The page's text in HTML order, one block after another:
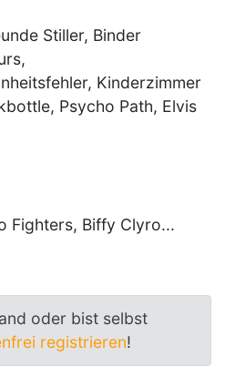
Stiller, Binder
Kinderzimmer
Psycho Path, Elvis
Fighters, Biffy Clyro...
oder bist selbst
registrieren!